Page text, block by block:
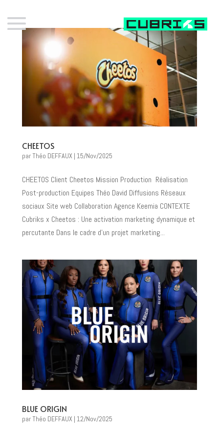
CHEETOS
parThéo DEFFAUX | 15/Nov/2025
CHEETOS Client Cheetos Mission Production Réalisation
Post-production Equipes Théo David Diffusions Réseaux
sociaux Site web Collaboration Agence Keemia CONTEXTE
Cubriks x Cheetos : Une activation marketing dynamique et
percutante Dans le cadre d’un projet marketing...
BLUE ORIGIN
parThéo DEFFAUX | 12/Nov/2025